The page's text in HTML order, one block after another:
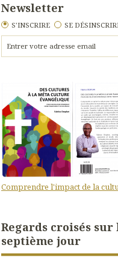
Newsletter
S'INSCRIRE SE
Comprendre l'impact de la
Regards croisés
septième jour